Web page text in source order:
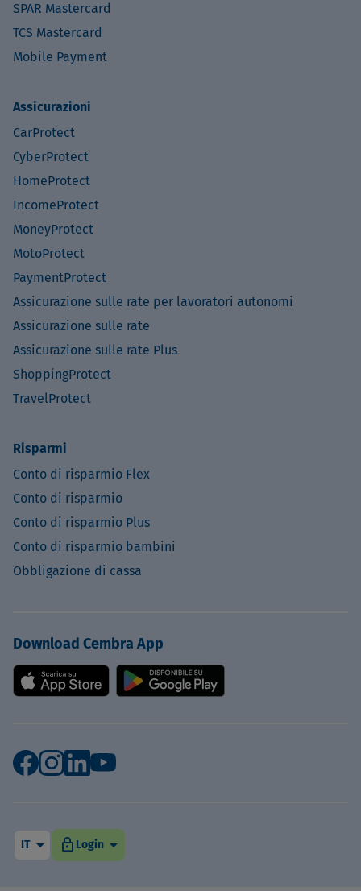
SPAR Mastercard
TCS Mastercard
Mobile Payment
Assicurazioni
CarProtect
CyberProtect
HomeProtect
IncomeProtect
MoneyProtect
MotoProtect
PaymentProtect
Assicurazione sulle rate per lavoratori autonomi
Assicurazione sulle rate
Assicurazione sulle rate Plus
ShoppingProtect
TravelProtect
Risparmi
Conto di risparmio Flex
Conto di risparmio
Conto di risparmio Plus
Conto di risparmio bambini
Obbligazione di cassa
Download Cembra App
arrow_drop_down
IT arrow_drop_down
Login
lock